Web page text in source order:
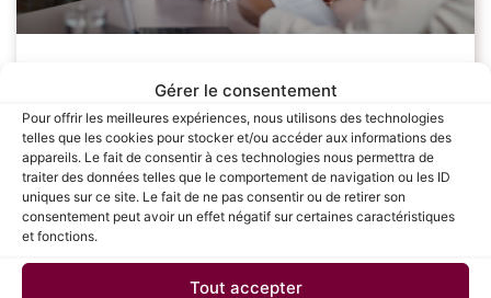
Gérer le consentement
Pour offrir les meilleures expériences, nous utilisons des technologies
telles que les cookies pour stocker et/ou accéder aux informations des
appareils. Le fait de consentir à ces technologies nous permettra de
traiter des données telles que le comportement de navigation ou les ID
uniques sur ce site. Le fait de ne pas consentir ou de retirer son
consentement peut avoir un effet négatif sur certaines caractéristiques
et fonctions.
Tout accepter
Les étapes clés pour réussir sa
négociation salariale : Guide complet
pour les candidats
La négociation salariale est une étape cruciale dans le
processus de recrutement, souvent redoutée par de
nombreux candidats. Savoir défendre sa valeur et
obtenir une rémunération juste peut avoir un